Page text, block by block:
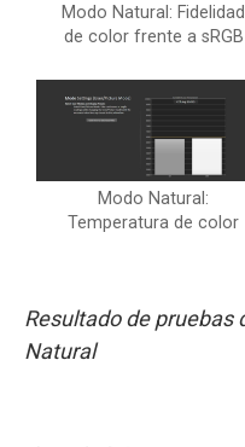
Modo Natural: Fidelidad
de color frente a sRGB
Modo Natural:
Temperatura de color
Resultado de pruebas
Natural